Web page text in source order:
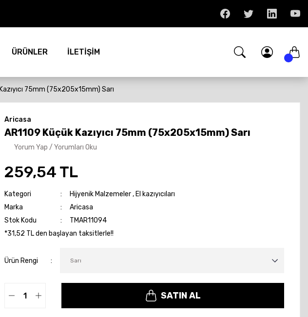
ÜRÜNLER İLETİŞİM
75mm (75x205x15mm) Sarı
Aricasa
AR1109 Küçük Kazıyıcı 75mm (75x205x15mm) Sarı
Yorum Yap / Yorumları Oku
259,54 TL
Kategori Hijyenik Malzemeler, El kazıyıcıları
Marka
Aricasa
Stok Kodu
TMAR11094
*31,52 TL den başlayan taksitlerle!!
Ürün Rengi
SATIN AL